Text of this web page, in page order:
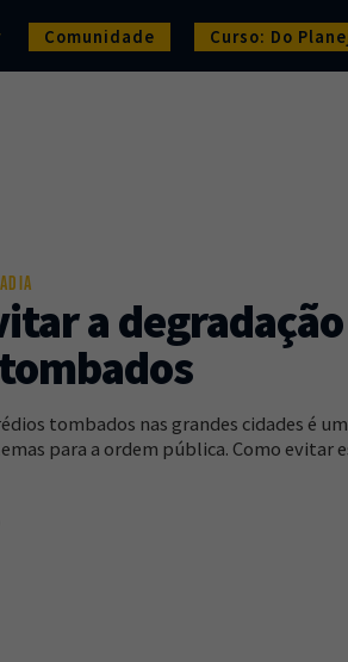
Comunidade Curso: Do
a
tombados nas grandes cidades é
para a ordem pública. Como evitar